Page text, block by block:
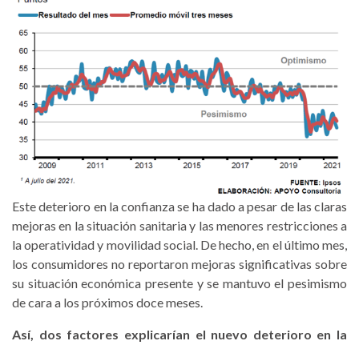
Este deterioro en la confianza se ha dado a pesar de las claras
mejoras en la situación sanitaria y las menores restricciones a
la operatividad y movilidad social. De hecho, en el último mes,
los consumidores no reportaron mejoras significativas sobre
su situación económica presente y se mantuvo el pesimismo
de cara a los próximos doce meses.
Así, dos factores explicarían el nuevo deterioro en la